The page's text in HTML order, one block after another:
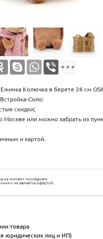
Колючка в берете 26 см
Соло:
скидки;
Москве или можно забрать из
и картой.
на момент последнего
и не является офертой.
товара
юридических лиц и ИП)